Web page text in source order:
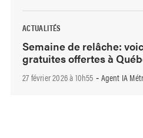
ACTUALITÉS
Semaine de relâche:
gratuites offertes à
27 février 2026 à 10h55 - Agent IA